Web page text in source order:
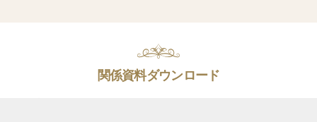
関係資料ダウンロード